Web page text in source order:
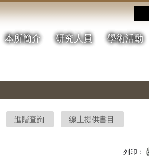
:::
本所簡介 研究人員 學術活動
進階查詢 線上提供書目
列印：